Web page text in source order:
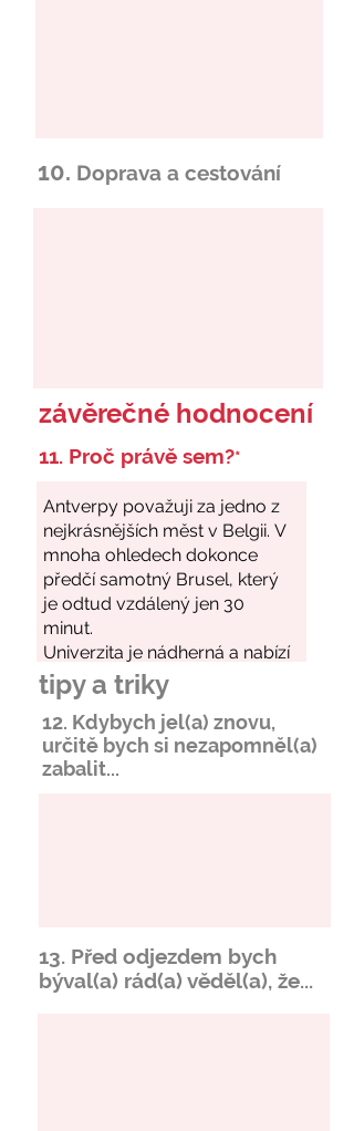
10. Doprava a cestování
závěrečné hodnocení
11. Proč právě sem?*
tipy a triky
12. Kdybych jel(a) znovu,
určitě bych si nezapomněl(a)
zabalit...
13. Před odjezdem bych
býval(a) rád(a) věděl(a), že...